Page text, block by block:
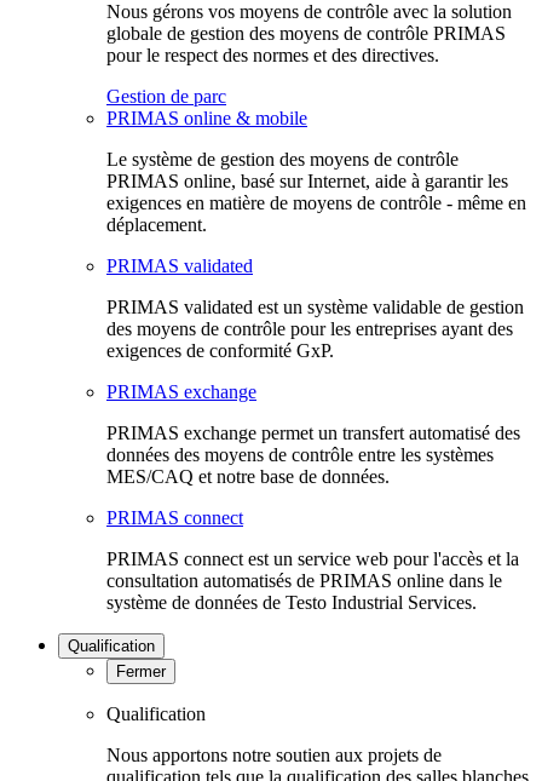
Nous gérons vos moyens de contrôle avec la solution
globale de gestion des moyens de contrôle PRIMAS
pour le respect des normes et des directives.
Gestion de parc
PRIMAS online & mobile
Le système de gestion des moyens de contrôle
PRIMAS online, basé sur Internet, aide à garantir les
exigences en matière de moyens de contrôle - même en
déplacement.
PRIMAS validated
PRIMAS validated est un système validable de gestion
des moyens de contrôle pour les entreprises ayant des
exigences de conformité GxP.
PRIMAS exchange
PRIMAS exchange permet un transfert automatisé des
données des moyens de contrôle entre les systèmes
MES/CAQ et notre base de données.
PRIMAS connect
PRIMAS connect est un service web pour l'accès et la
consultation automatisés de PRIMAS online dans le
système de données de Testo Industrial Services.
Qualification
Fermer
Qualification
Nous apportons notre soutien aux projets de
qualification tels que la qualification des salles blanches